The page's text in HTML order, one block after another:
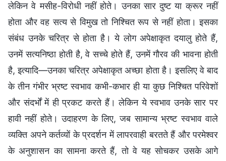
लेकिन वे मसीह-विरोधी नहीं होते। उनका सार दुष्ट या क्रूर नहीं
होता और वह सत्य से विमुख तो निश्चित रूप से नहीं होता। इसका
संबंध उनके चरित्र से होता है। ये लोग अपेक्षाकृत दयालु होते हैं,
उनमें सत्यनिष्ठा होती है, वे सच्चे होते हैं, उनमें गौरव की भावना होती
है, इत्यादि—उनका चरित्र अपेक्षाकृत अच्छा होता है। इसलिए वे बाद
के तीन गंभीर भ्रष्ट स्वभाव कभी-कभार ही या कुछ निश्चित परिवेशों
और संदर्भों में ही प्रकट करते हैं। लेकिन ये स्वभाव उनके सार पर
हावी नहीं होते। उदाहरण के लिए, जब सामान्य भ्रष्ट स्वभाव वाले
व्यक्ति अपने कर्तव्यों के प्रदर्शन में लापरवाही बरतते हैं और परमेश्वर
के अनुशासन का सामना करते हैं, तो वे यह सोचकर उसके आगे